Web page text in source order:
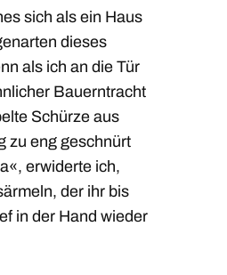
sich als ein Haus
dieses
als ich an die Tür
Bauerntracht
Schürze aus
zu eng geschnürt
erwiderte ich,
der ihr bis
in der Hand wieder